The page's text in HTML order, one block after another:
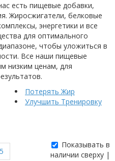
есть пищевые добавки,
Жиросжигатели, белковые
энергетики и все
для оптимального
чтобы уложиться в
Все наши пищевые
низким ценам, для
Потерять Жир
Улучшить Тренировку
5
Показывать в
наличии сверху |